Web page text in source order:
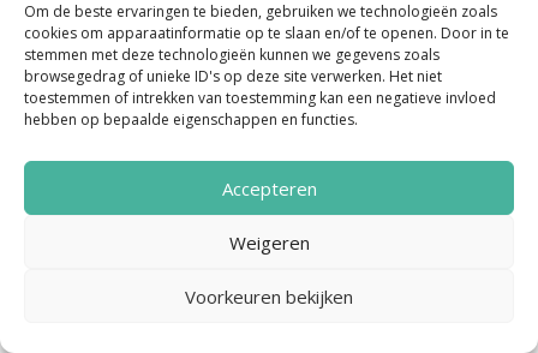
Om de beste ervaringen te bieden, gebruiken we technologieën zoals
cookies om apparaatinformatie op te slaan en/of te openen. Door in te
stemmen met deze technologieën kunnen we gegevens zoals
browsegedrag of unieke ID's op deze site verwerken. Het niet
toestemmen of intrekken van toestemming kan een negatieve invloed
hebben op bepaalde eigenschappen en functies.
Accepteren
Weigeren
Voorkeuren bekijken